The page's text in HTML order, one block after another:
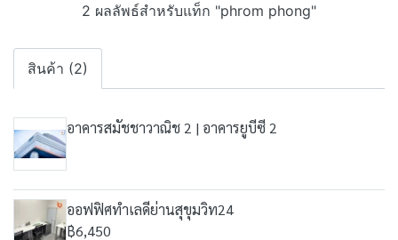
2 ผลลัพธ์สำหรับแท็ก "phrom phong"
สินค้า (2)
อาคารสมัชชาวาณิช 2 | อาคารยูบีซี 2
ออฟฟิศทำเลดีย่านสุขุมวิท24
฿6,450